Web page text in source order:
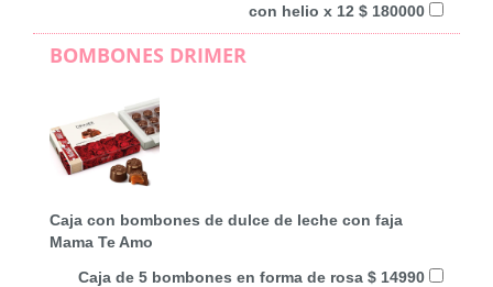
con helio x 12 $ 180000
BOMBONES DRIMER
Caja con bombones de dulce de leche con faja
Mama Te Amo
Caja de 5 bombones en forma de rosa $ 14990